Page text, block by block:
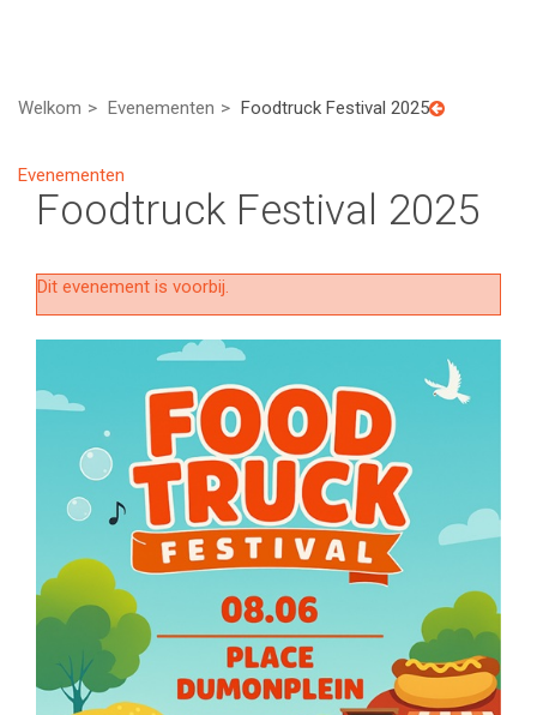
Welkom Evenementen Foodtruck Festival 2025
Evenementen
Foodtruck Festival 2025
Dit evenement is voorbij.